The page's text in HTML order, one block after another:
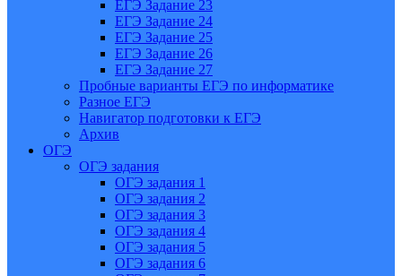
ЕГЭ Задание 23
ЕГЭ Задание 24
ЕГЭ Задание 25
ЕГЭ Задание 26
ЕГЭ Задание 27
Пробные варианты ЕГЭ по информатике
Разное ЕГЭ
Навигатор подготовки к ЕГЭ
Архив
ОГЭ
ОГЭ задания
ОГЭ задания 1
ОГЭ задания 2
ОГЭ задания 3
ОГЭ задания 4
ОГЭ задания 5
ОГЭ задания 6